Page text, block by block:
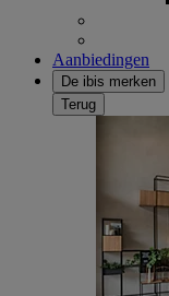
Aanbiedingen
De ibis merken
Terug